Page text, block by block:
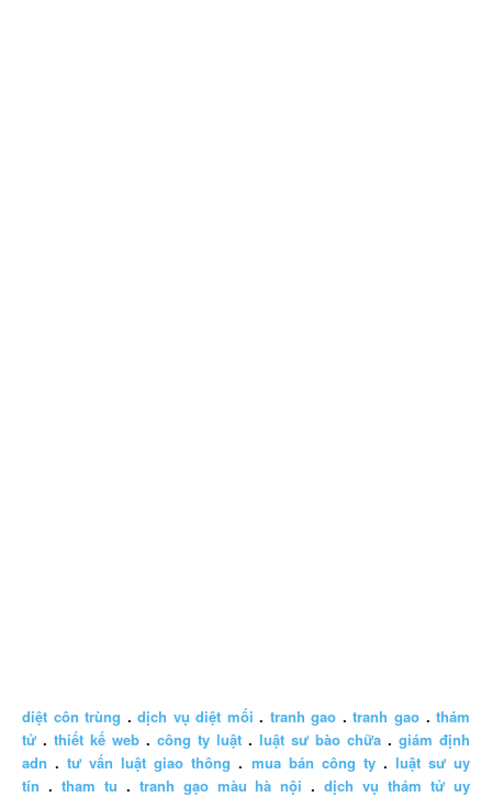
diệt côn trùng .dịch vụ diệt mối . tranh gao .tranh gao .thám
tử . thiết kế web . công ty luật . luật sư bào chữa . giám định
adn .tư vấn luật giao thông . mua bán công ty. luật sư uy
tín . tham tu . tranh gạo màu hà nội .dịch vụ thám tử uy